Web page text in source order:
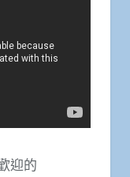
迎的